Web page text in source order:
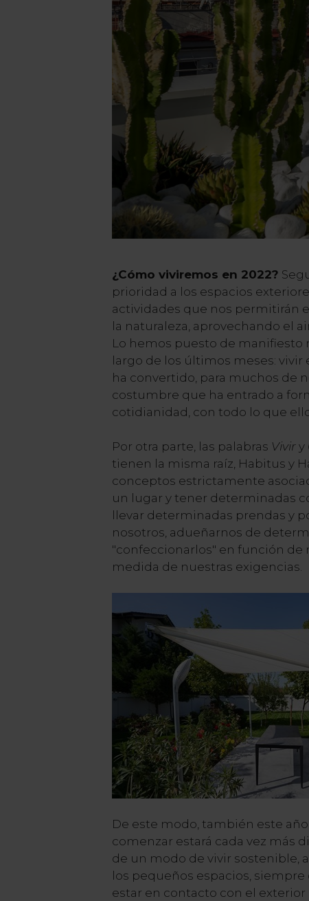
¿Cómo viviremos en 2022?
prioridad a los espacios
actividades que nos permitirán
la naturaleza, aprovechando el
Lo hemos puesto de manifiesto
largo de los últimos meses: vivir
ha convertido, para muchos de
costumbre que ha entrado a
cotidianidad, con todo lo que
Por otra parte, las palabras Vivir y
tienen la misma raíz, Habitus y
conceptos estrictamente
un lugar y tener determinadas
llevar determinadas prendas y
nosotros, adueñarnos de
"confeccionarlos" en función de
medida de nuestras exigencias.
De este modo, también este
comenzar estará cada vez más
de un modo de vivir sostenible,
los pequeños espacios,
estar en contacto con el